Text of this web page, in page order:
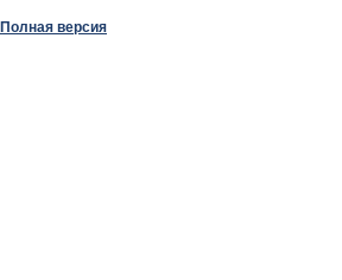
Полная версия